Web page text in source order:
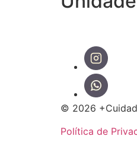
© 2026
Política de